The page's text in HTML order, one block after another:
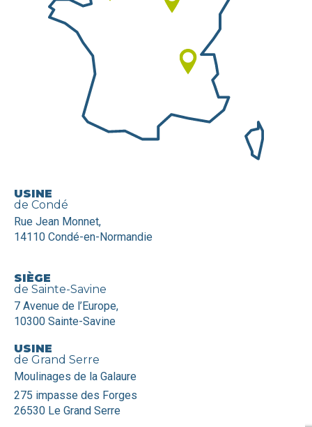
USINE
de Condé
Rue Jean Monnet,
14110 Condé-en-Normandie
SIÈGE
de Sainte-Savine
7 Avenue de l’Europe,
10300 Sainte-Savine
USINE
de Grand Serre
Moulinages de la Galaure
275 impasse des Forges
26530 Le Grand Serre